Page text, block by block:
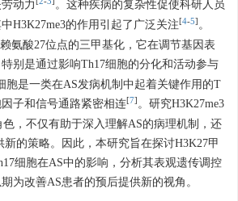
动力
。这种疾病的复杂性促使科研人员
H3K27me3的作用引起了广泛关注[4-5] 。
氨酸27位点的三甲基化，它在调节基因表
特别是通过影响Th17细胞的分化和活动参与
胞是一类在AS发病机制中起着关键作用的T
子和信号通路紧密相连[7] 。研究H3K27me3
，不仅有助于深入理解AS的病理机制，还
的策略。因此，本研究旨在探讨H3K27甲
细胞在AS中的影响，分析其表观遗传调控
为改善AS患者的预后提供新的视角。